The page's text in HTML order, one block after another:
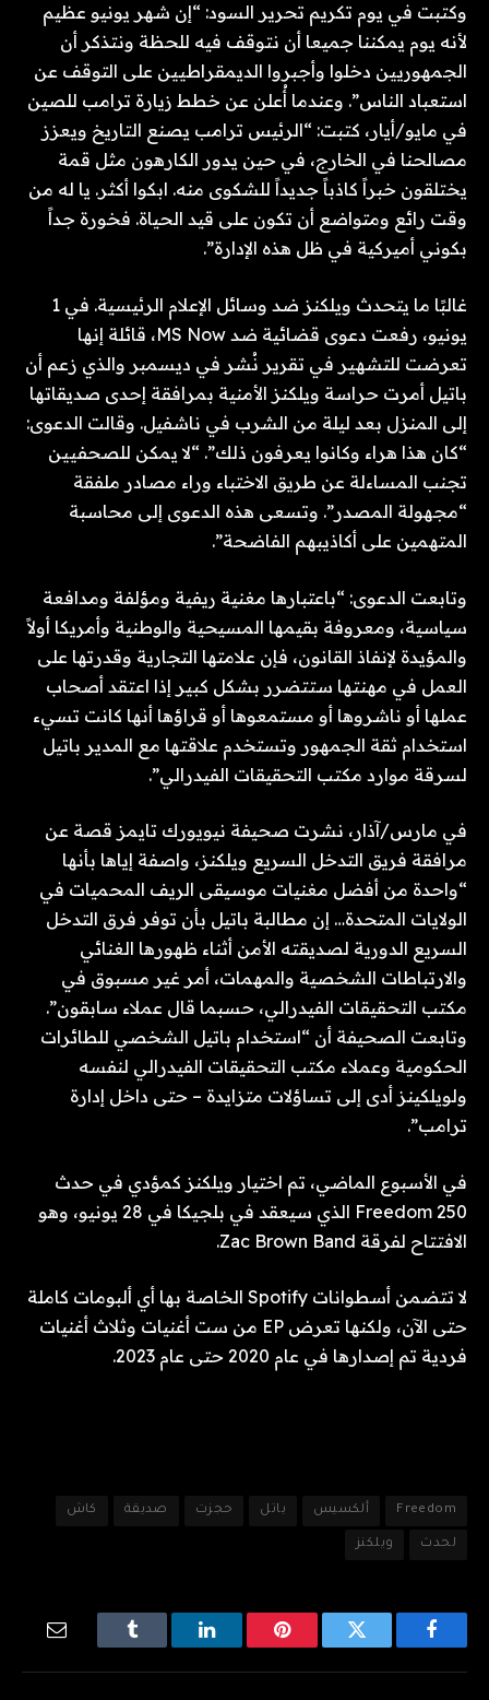
وكتبت في يوم تكريم تحرير السود: “إن شهر يونيو عظيم
لأنه يوم يمكننا جميعا أن نتوقف فيه للحظة ونتذكر أن
الجمهوريين دخلوا وأجبروا الديمقراطيين على التوقف عن
استعباد الناس”. وعندما أُعلن عن خطط زيارة ترامب للصين
في مايو/أيار، كتبت: “الرئيس ترامب يصنع التاريخ ويعزز
مصالحنا في الخارج، في حين يدور الكارهون مثل قمة
يختلقون خبراً كاذباً جديداً للشكوى منه. ابكوا أكثر. يا له من
وقت رائع ومتواضع أن تكون على قيد الحياة. فخورة جداً
بكوني أميركية في ظل هذه الإدارة”.
غالبًا ما يتحدث ويلكنز ضد وسائل الإعلام الرئيسية. في 1
يونيو، رفعت دعوى قضائية ضد MS Now، قائلة إنها
تعرضت للتشهير في تقرير نُشر في ديسمبر والذي زعم أن
باتيل أمرت حراسة ويلكنز الأمنية بمرافقة إحدى صديقاتها
إلى المنزل بعد ليلة من الشرب في ناشفيل. وقالت الدعوى:
“كان هذا هراء وكانوا يعرفون ذلك”. “لا يمكن للصحفيين
تجنب المساءلة عن طريق الاختباء وراء مصادر ملفقة
“مجهولة المصدر”. وتسعى هذه الدعوى إلى محاسبة
المتهمين على أكاذيبهم الفاضحة”.
وتابعت الدعوى: “باعتبارها مغنية ريفية ومؤلفة ومدافعة
سياسية، ومعروفة بقيمها المسيحية والوطنية وأمريكا أولاً
والمؤيدة لإنفاذ القانون، فإن علامتها التجارية وقدرتها على
العمل في مهنتها ستتضرر بشكل كبير إذا اعتقد أصحاب
عملها أو ناشروها أو مستمعوها أو قراؤها أنها كانت تسيء
استخدام ثقة الجمهور وتستخدم علاقتها مع المدير باتيل
لسرقة موارد مكتب التحقيقات الفيدرالي”.
في مارس/آذار، نشرت صحيفة نيويورك تايمز قصة عن
مرافقة فريق التدخل السريع ويلكنز، واصفة إياها بأنها
“واحدة من أفضل مغنيات موسيقى الريف المحميات في
الولايات المتحدة… إن مطالبة باتيل بأن توفر فرق التدخل
السريع الدورية لصديقته الأمن أثناء ظهورها الغنائي
والارتباطات الشخصية والمهمات، أمر غير مسبوق في
مكتب التحقيقات الفيدرالي، حسبما قال عملاء سابقون”.
وتابعت الصحيفة أن “استخدام باتيل الشخصي للطائرات
الحكومية وعملاء مكتب التحقيقات الفيدرالي لنفسه
ولويلكينز أدى إلى تساؤلات متزايدة – حتى داخل إدارة
ترامب”.
في الأسبوع الماضي، تم اختيار ويلكنز كمؤدي في حدث
Freedom 250 الذي سيعقد في بلجيكا في 28 يونيو، وهو
الافتتاح لفرقة Zac Brown Band.
لا تتضمن أسطوانات Spotify الخاصة بها أي ألبومات كاملة
حتى الآن، ولكنها تعرض EP من ست أغنيات وثلاث أغنيات
فردية تم إصدارها في عام 2020 حتى عام 2023.
Freedom ألكسيس باتل حجزت صديقة كاش
لحدث ويلكنز
فيسبوك تويتر بينتيريستلينكدإن Tumblr
البريد